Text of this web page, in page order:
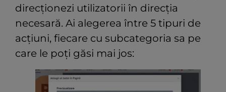
direcționezi utilizatorii în direcția
necesară. Ai alegerea între 5 tipuri de
acțiuni, fiecare cu subcategoria sa pe
care le poți găsi mai jos: